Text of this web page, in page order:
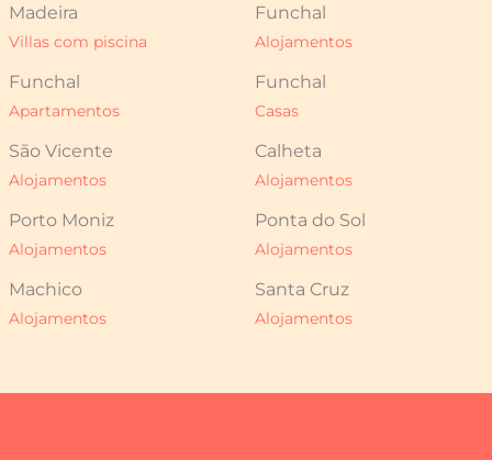
Madeira
Villas com piscina
Funchal
Alojamentos
Funchal
Apartamentos
Funchal
Casas
São Vicente
Alojamentos
Calheta
Alojamentos
Porto Moniz
Alojamentos
Ponta do Sol
Alojamentos
Machico
Alojamentos
Santa Cruz
Alojamentos